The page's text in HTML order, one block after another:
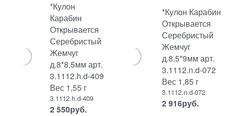
*Кулон
Карабин
Открывается
Серебристый
Жемчуг
д.8*8,5мм арт.
3.1112.h.d-409
Вес 1,55 г
3.1112.h.d-409
2 550руб.
*Кулон Карабин
Открывается
Серебристый
Жемчуг
д.8,5*9мм арт.
3.1112.n.d-072
Вес 1,85 г
3.1112.n.d-072
2 916руб.